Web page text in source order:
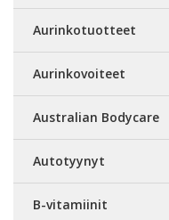
Aurinkotuotteet
Aurinkovoiteet
Australian Bodycare
Autotyynyt
B-vitamiinit